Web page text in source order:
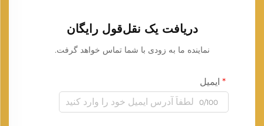
دریافت یک نقل‌قول رایگان
نماینده ما به زودی با شما تماس خواهد گرفت.
ایمیل
0/100